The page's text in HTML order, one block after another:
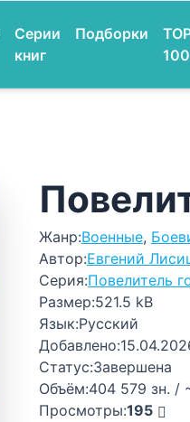
Серии
книг
Подборки
100
Жанр:Военные,
Автор:Евгений
Серия:Повелитель
Размер:521.5 kB
Язык:Русский
Добавлено:
Статус:Завершена
Объём:404 579 зн. /
Просмотры:195